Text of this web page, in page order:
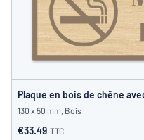
Plaque en bois de chêne
130 x 50 mm, Bois
€33.49 TTC